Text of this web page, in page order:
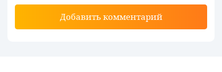
Добавить комментарий